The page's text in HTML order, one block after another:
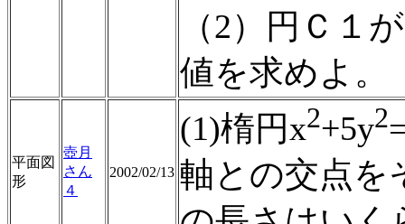
（2）円Ｃ１
値を求めよ。
平面図
形
壺月
さん
４
2002/02/13
(1)楕円x2+5y2
軸との交点を